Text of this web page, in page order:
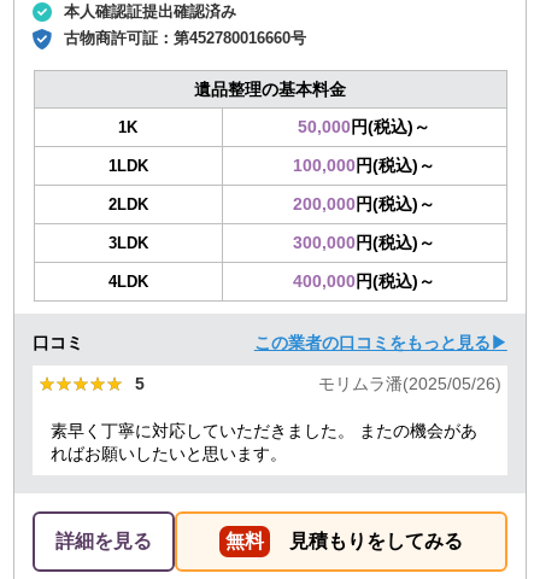
本人確認証提出確認済み
古物商許可証：第452780016660号
遺品整理の基本料金
1K 50,000円(税込)～
1LDK 100,000円(税込)～
2LDK 200,000円(税込)～
3LDK 300,000円(税込)～
4LDK 400,000円(税込)～
口コミ この業者の口コミをもっと見る▶
★★★★★
★★★★★ 5 モリムラ潘(2025/05/26)
素早く丁寧に対応していただきました。 またの機会があ
ればお願いしたいと思います。
詳細を見る 無料 見積もりをしてみる